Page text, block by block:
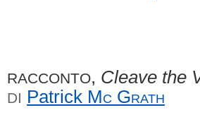
RACCONTO, Cleave the
DI Patrick Mc Grath